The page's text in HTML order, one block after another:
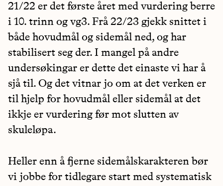
21/22 er det første året med vurdering berre
i 10. trinn og vg3. Frå 22/23 gjekk snittet i
både hovudmål og sidemål ned, og har
stabilisert seg der. I mangel på andre
undersøkingar er dette det einaste vi har å
sjå til. Og det vitnar jo om at det verken er
til hjelp for hovudmål eller sidemål at det
ikkje er vurdering før mot slutten av
skuleløpa.
Heller enn å fjerne sidemålskarakteren bør
vi jobbe for tidlegare start med systematisk